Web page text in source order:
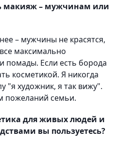
макияж – мужчинам или
– мужчины не красятся,
максимально
помады. Если есть борода
косметикой. Я никогда
"я художник, я так вижу".
пожеланий семьи.
для живых людей и
вы пользуетесь?